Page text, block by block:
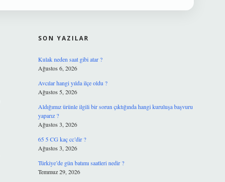
SON YAZILAR
Kulak neden saat gibi atar ?
Ağustos 6, 2026
Avcılar hangi yılda ilçe oldu ?
Ağustos 5, 2026
Aldığımız ürünle ilgili bir sorun çıktığında hangi kuruluşa başvuru
yaparız ?
Ağustos 3, 2026
65 5 CG kaç cc’dir ?
Ağustos 3, 2026
Türkiye’de gün batımı saatleri nedir ?
Temmuz 29, 2026